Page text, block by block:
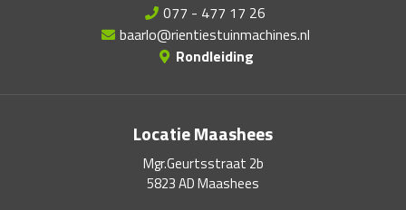
077 - 477 17 26
baarlo@rientiestuinmachines.nl
Rondleiding
Locatie Maashees
Mgr.Geurtsstraat 2b
5823 AD Maashees